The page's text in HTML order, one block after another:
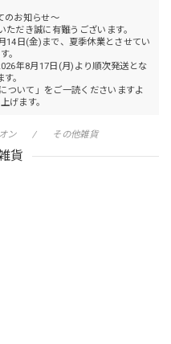
のお知らせ～
ただき誠に有難うございます。
14日(金)まで、夏季休業とさせてい
。
年8月17日(月)より順次発送とな
。
ついて」をご一読くださいますよ
げます。
ン その他雑貨
貨